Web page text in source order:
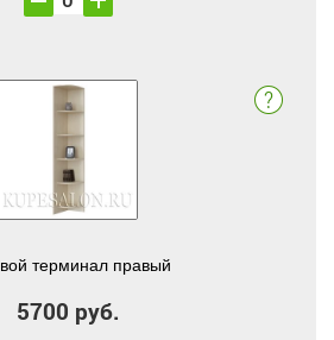
терминал правый
5700 руб.